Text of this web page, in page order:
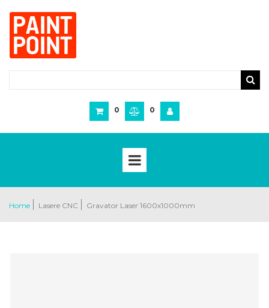
0 0
Home Lasere CNC Gravator Laser 1600x1000mm